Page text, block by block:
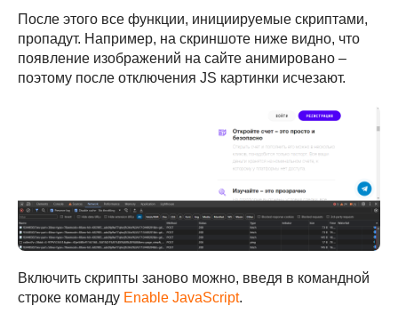
После этого все функции, инициируемые скриптами,
пропадут. Например, на скриншоте ниже видно, что
появление изображений на сайте анимировано –
поэтому после отключения JS картинки исчезают.
Включить скрипты заново можно, введя в командной
строке команду Enable JavaScript.
Подписаться